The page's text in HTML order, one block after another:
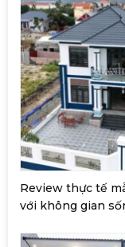
Review thực tế
với không gian